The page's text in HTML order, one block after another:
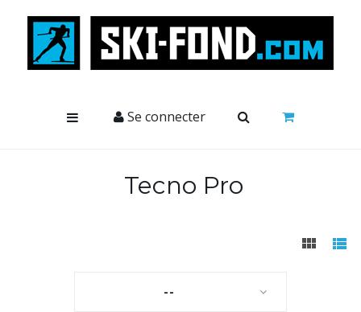
Se connecter
Tecno Pro
--